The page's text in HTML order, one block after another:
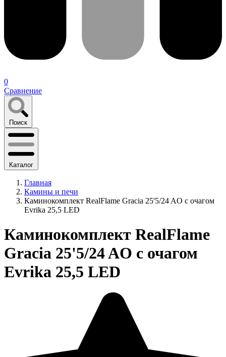
0
Сравнение
Поиск
Каталог
Главная
Камины и печи
Каминокомплект RealFlame Gracia 25'5/24 AO с очагом
Evrika 25,5 LED
Каминокомплект RealFlame
Gracia 25'5/24 AO с очагом
Evrika 25,5 LED